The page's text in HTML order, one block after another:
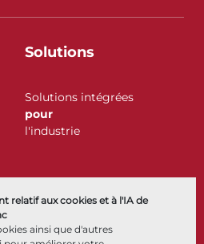
relatif aux cookies et à l'IA de
ainsi que d'autres
Solutions
Solutions intégrées
pour
l'industrie